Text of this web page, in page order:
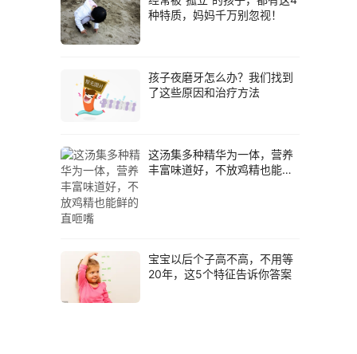
种特质，妈妈千万别忽视！
孩子夜磨牙怎么办？我们找到
了这些原因和治疗方法
这汤集多种精华为一体，营养
丰富味道好，不放鸡精也能鲜
宝宝以后个子高不高，不用等
20年，这5个特征告诉你答案